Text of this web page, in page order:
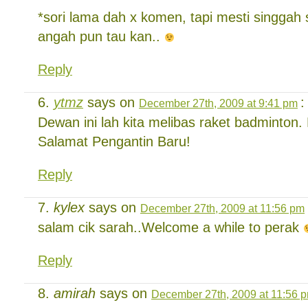
*sori lama dah x komen, tapi mesti singgah
angah pun tau kan..
Reply
ytmz says on December 27th, 2009 at 9:41 pm :
Dewan ini lah kita melibas raket badminton.
Salamat Pengantin Baru!
Reply
kylexsays on December 27th, 2009 at 11:56 pm
salam cik sarah..Welcome a while to perak
Reply
amirah says on December 27th, 2009 at 11:56